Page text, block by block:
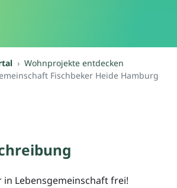
Wohnprojekte entdecken
Fischbeker Heide Hamburg
in Lebensgemeinschaft frei!